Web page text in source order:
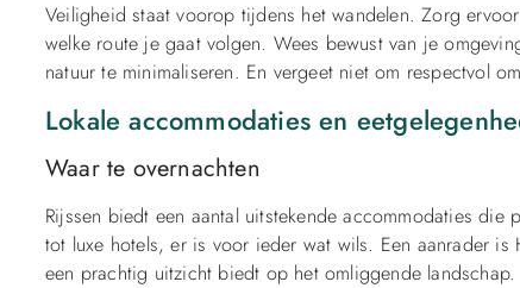
Veiligheid staat voorop tijdens het wandelen. Zorg
welke route je gaat volgen. Wees bewust van je
natuur te minimaliseren. En vergeet niet om respectvol
Lokale accommodaties en
Waar te overnachten
Rijssen biedt een aantal uitstekende accommodaties
tot luxe hotels, er is voor ieder wat wils. Een aanrader
een prachtig uitzicht biedt op het omliggende landschap.